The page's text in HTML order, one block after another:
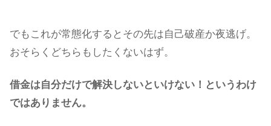
でもこれが常態化するとその先は自己破産か夜逃げ。
おそらくどちらもしたくないはず。
借金は自分だけで解決しないといけない！というわけ
ではありません。